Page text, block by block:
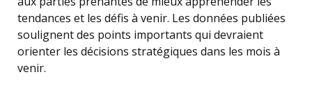
tendances et les défis à venir. Les données publiées
soulignent des points importants qui devraient
orienter les décisions stratégiques dans les mois à
venir.